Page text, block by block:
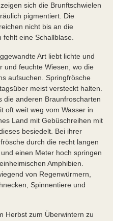
sich die Brunftschwielen
pigmentiert. Die
nicht bis an die
eine Schallblase.
Art liebt lichte und
und feuchte Wiesen, wo die
aufsuchen. Springfrösche
meist versteckt halten.
die anderen Braunfroscharten
oft weit weg vom Wasser in
Land mit Gebüschreihen mit
besiedelt. Bei ihrer
durch die recht langen
einen Meter hoch springen
Amphibien.
von Regenwürmern,
Spinnentiere und
Herbst zum Überwintern zu